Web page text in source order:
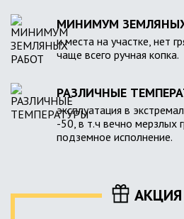
МИНИМУМ
и места на участке, нет
чаще всего ручная копка.
РАЗЛИЧНЫЕ
эксплуатация в
-50, в т.ч вечно мерзлых
подземное исполнение.
АКЦИЯ